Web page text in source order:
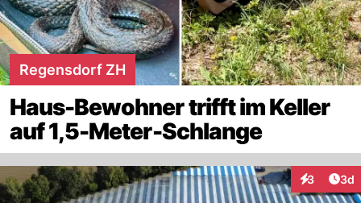
Regensdorf ZH
Haus-Bewohner trifft im Keller
auf 1,5-Meter-Schlange
3 3d